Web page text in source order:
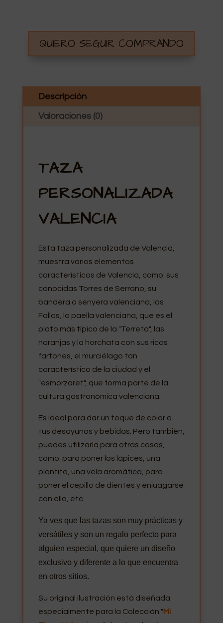
QUIERO SEGUIR COMPRANDO
Descripción
Valoraciones (0)
TAZA
PERSONALIZADA
VALENCIA
Esta taza personalizada de Valencia,
muestra varios elementos
característicos de Valencia, como: sus
conocidas Torres de Serrano, su
bandera o senyera valenciana, las
Fallas, la paella valenciana, que es el
plato más típico de la "Terreta", las
naranjas y la horchata con sus ricos
fartones, el murciélago tan
característico de la ciudad y el
"esmorzaret", que forma parte de la
cultura gastronómica valenciana.
Es ideal para dar un toque de color a
tus desayunos y bebidas. Pero también,
puedes utilizarla para otras cosas,
como: para poner los lápices, una
plantita, una vela aromática, para
poner el cepillo de dientes y enjuagarse
con ella, etc.
Ya ves que las tazas son muy prácticas y
versátiles y son un regalo perfecto para
alguien especial, que quiere un diseño
exclusivo y diferente a lo que encuentra
en otros sitios.
Su original ilustración está diseñada
especialmente para la Colección "Mi